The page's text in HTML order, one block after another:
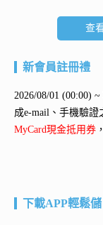
查
新會員註冊禮
2026/08/01 (00:00)
成e-mail、手機驗證
MyCard現金抵用券
下載APP輕鬆